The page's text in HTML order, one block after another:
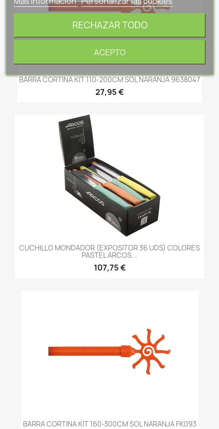
BARRA CORTINA KIT 110-200CM SOL NARANJA 9638047
27,95 €
CUCHILLO MONDADOR (EXPOSITOR 36 UDS) COLORES
PASTEL ARCOS...
107,75 €
BARRA CORTINA KIT 160-300CM SOL NARANJA FK093
RECHAZAR TODO
ACEPTO